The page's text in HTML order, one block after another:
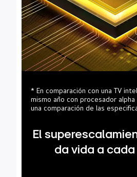
* En comparación con una TV
mismo año con procesador alpha
una comparación de las
El
da vida a